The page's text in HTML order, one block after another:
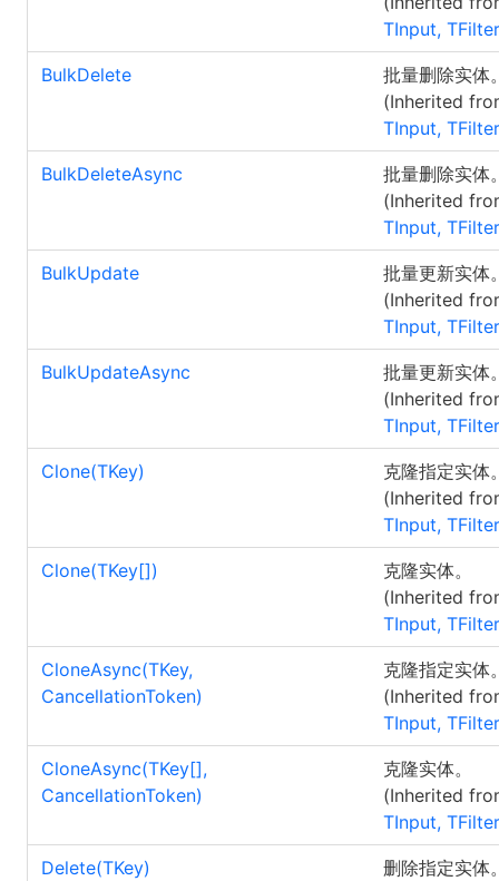
TInput, TFilter
BulkDelete
批量删除实体
(Inherited
TInput, TFilter
BulkDeleteAsync
批量删除实体
(Inherited
TInput, TFilter
BulkUpdate
批量更新实体
(Inherited
TInput, TFilter
BulkUpdateAsync
批量更新实体
(Inherited
TInput, TFilter
Clone(TKey)
克隆指定实体
(Inherited
TInput, TFilter
Clone(TKey[])
克隆实体。
(Inherited
TInput, TFilter
CloneAsync(TKey,
CancellationToken)
克隆指定实体
(Inherited
TInput, TFilter
CloneAsync(TKey[],
CancellationToken)
克隆实体。
(Inherited
TInput, TFilter
Delete(TKey)
删除指定实体